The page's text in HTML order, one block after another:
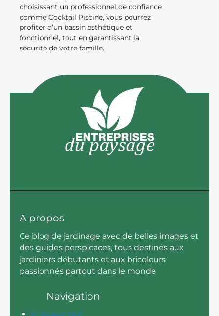
choisissant un professionnel de confiance
comme Cocktail Piscine, vous pourrez
profiter d’un bassin esthétique et
fonctionnel, tout en garantissant la
sécurité de votre famille.
A propos
Ce blog de jardinage avec de belles images et
des guides perspicaces, tous destinés aux
jardiniers débutants et aux bricoleurs
passionnés partout dans le monde
Navigation
Aménagement